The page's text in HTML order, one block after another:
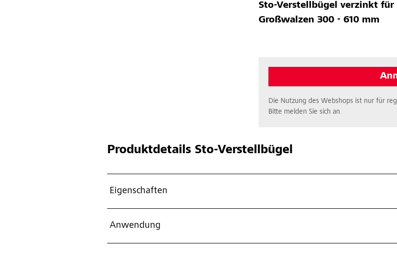
Sto-Verstellbügel verzinkt für
Großwalzen 300 - 610 mm
Die Nutzung des Webshops ist nur für
Bitte melden Sie sich an.
ProduktdetailsSto-Verstellbügel
Eigenschaften
Anwendung